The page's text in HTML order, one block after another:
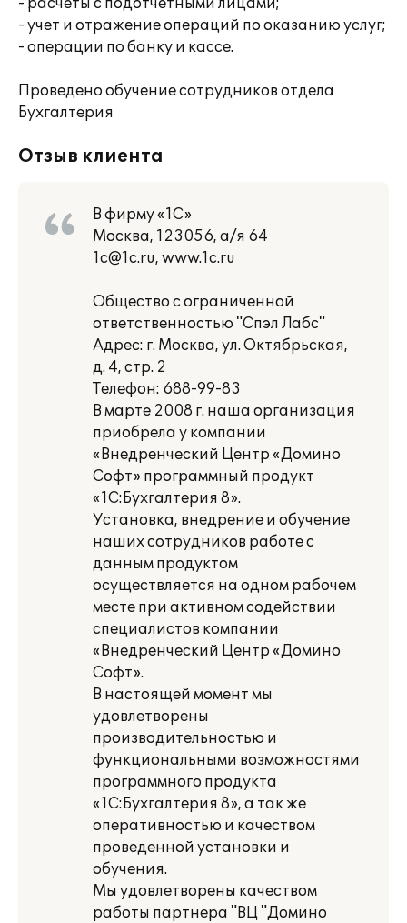
- расчеты с подотчетными лицами;
- учет и отражение операций по оказанию услуг;
- операции по банку и кассе.
Проведено обучение сотрудников отдела
Бухгалтерия
Отзыв клиента
В фирму «1С»
Москва, 123056, а/я 64
1c@1c.ru, www.1c.ru
Общество с ограниченной
ответственностью "Спэл Лабс"
Адрес: г. Москва, ул. Октябрьская,
д. 4, стр. 2
Телефон: 688-99-83
В марте 2008 г. наша организация
приобрела у компании
«Внедренческий Центр «Домино
Софт» программный продукт
«1С:Бухгалтерия 8».
Установка, внедрение и обучение
наших сотрудников работе с
данным продуктом
осуществляется на одном рабочем
месте при активном содействии
специалистов компании
«Внедренческий Центр «Домино
Софт».
В настоящей момент мы
удовлетворены
производительностью и
функциональными возможностями
программного продукта
«1С:Бухгалтерия 8», а так же
оперативностью и качеством
проведенной установки и
обучения.
Мы удовлетворены качеством
работы партнера "ВЦ "Домино